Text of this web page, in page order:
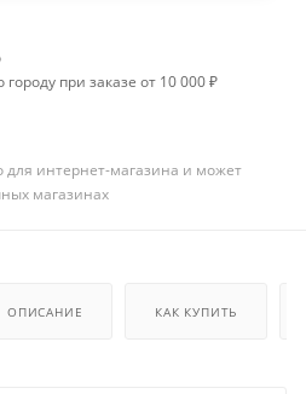
городу при заказе от 10 000 ₽
для интернет-магазина и может
магазинах
ОПИСАНИЕ КАК КУПИТЬ